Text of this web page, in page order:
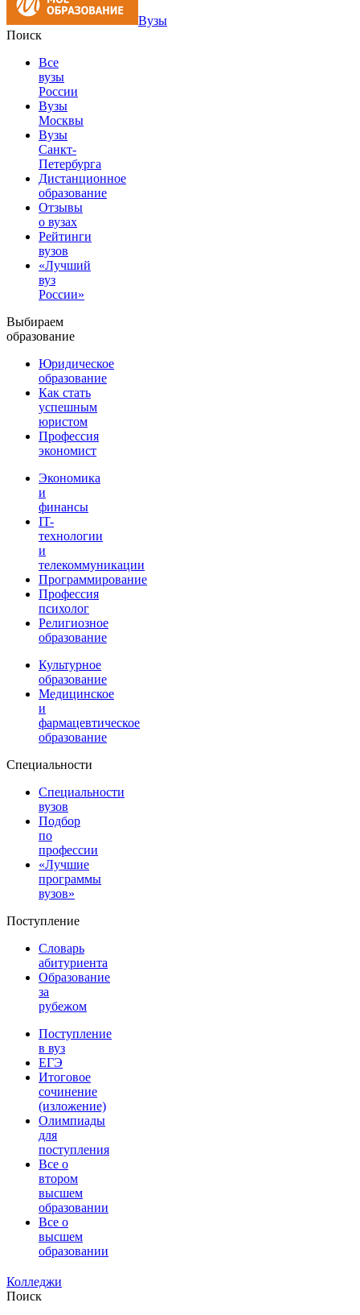
Вузы
Поиск
Все
вузы
России
Вузы
Москвы
Вузы
Санкт-
Петербурга
Дистанционное
образование
Отзывы
о вузах
Рейтинги
вузов
«Лучший
вуз
России»
Выбираем
образование
Юридическое
образование
Как стать
успешным
юристом
Профессия
экономист
Экономика
и
финансы
IT-
технологии
и
телекоммуникации
Программирование
Профессия
психолог
Религиозное
образование
Культурное
образование
Медицинское
и
фармацевтическое
образование
Специальности
Специальности
вузов
Подбор
по
профессии
«Лучшие
программы
вузов»
Поступление
Словарь
абитуриента
Образование
за
рубежом
Поступление
в вуз
ЕГЭ
Итоговое
сочинение
(изложение)
Олимпиады
для
поступления
Все о
втором
высшем
образовании
Все о
высшем
образовании
Колледжи
Поиск